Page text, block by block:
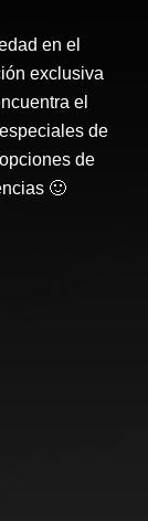
en el
exclusiva
el
de
de
🙂